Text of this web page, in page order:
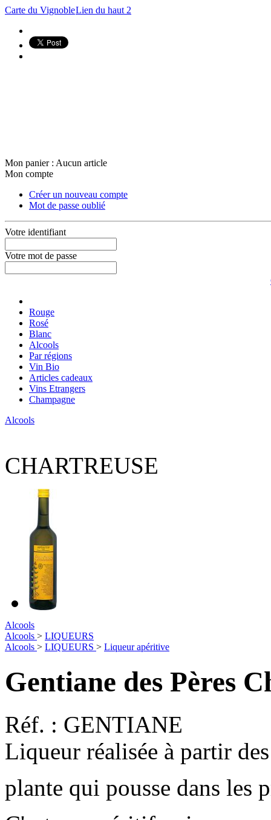
Carte du VignobleLien du haut 2
Mon panier : Aucun article
Mon compte
Créer un nouveau compte
Mot de passe oublié
Votre identifiant
Votre mot de passe
Rouge
Rosé
Blanc
Alcools
Par régions
Vin Bio
Articles cadeaux
Vins Etrangers
Champagne
Alcools
CHARTREUSE
Alcools
Alcools > LIQUEURS
Alcools > LIQUEURS > Liqueur apéritive
Gentiane des Pères
Réf. : GENTIANE
Liqueur réalisée à partir
plante qui pousse dans les